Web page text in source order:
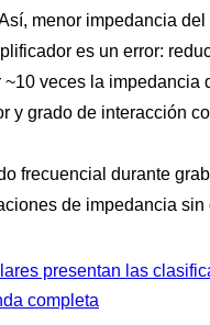
menor impedancia
es un error:
veces la
y grado de interacción
durante
de impedancia
presentan las
completa